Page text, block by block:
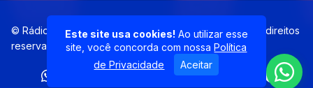
© Rádio ClaraMinas 105,9 - A Rádio Jovem - Todos os direitos
reservados.
Este site usa cookies! Ao utilizar esse
site, você concorda com nossaPolítica
de Privacidade
Aceitar